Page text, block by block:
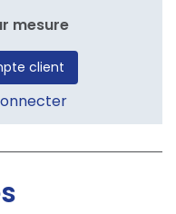
mesure
client